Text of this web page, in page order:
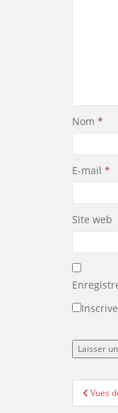
Nom *
E-mail *
Site web
de
Vues